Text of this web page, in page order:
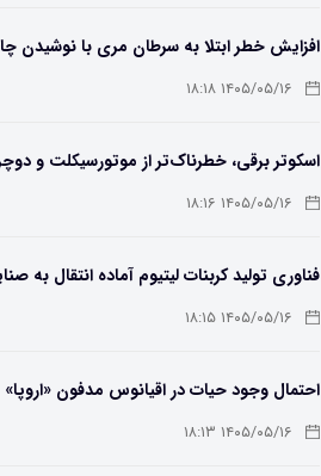
افزایش خطر ابتلا به سرطان مری با نوشیدن چای
دمای ۶۵ درجه۱۴۰۵/۰۵/۱۶ ۱۸:۱۸
اسکوتر برقی، خطرناک‌تر از موتورسیکلت و
۱۴۰۵/۰۵/۱۶ ۱۸:۱۶
فناوری تولید کربنات لیتیوم آماده انتقال به
است۱۴۰۵/۰۵/۱۶ ۱۸:۱۵
احتمال وجود حیات در اقیانوس مدفون «اروپا»
۱۴۰۵/۰۵/۱۶ ۱۸:۱۳